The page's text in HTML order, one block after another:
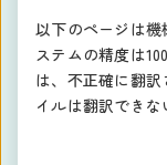
以下のページは
ステムの精度は
は、不正確に翻
イルは翻訳できな